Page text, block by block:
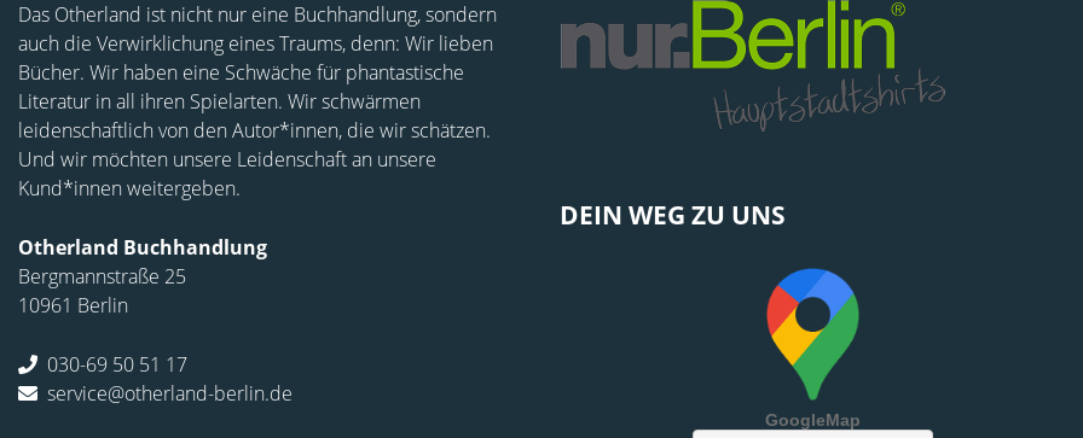
Das Otherland ist nicht nur eine Buchhandlung, sondern
auch die Verwirklichung eines Traums, denn: Wir lieben
Bücher. Wir haben eine Schwäche für phantastische
Literatur in all ihren Spielarten. Wir schwärmen
leidenschaftlich von den Autor*innen, die wir schätzen.
Und wir möchten unsere Leidenschaft an unsere
Kund*innen weitergeben.
Otherland Buchhandlung
Bergmannstraße 25
10961 Berlin
030-69 50 51 17
service@otherland-berlin.de
DEIN WEG ZU UNS